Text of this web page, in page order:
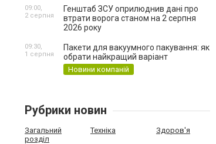
Генштаб ЗСУ оприлюднив дані про
втрати ворога станом на 2 серпня
2026 року
09:00,
2 серпня
Пакети для вакуумного пакування: як
обрати найкращий варіант
Новини компаній
09:30,
1 серпня
Рубрики новин
Загальний
розділ
Техніка Здоров'я